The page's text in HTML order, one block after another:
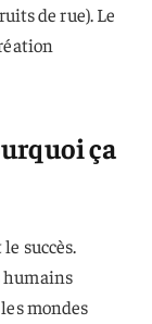
de rue). Le
ça
succès.
humains
mondes